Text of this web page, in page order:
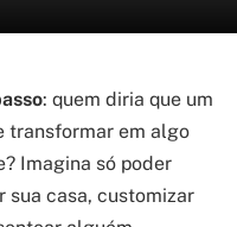
: quem diria que um
transformar em algo
Imagina só poder
sua casa, customizar